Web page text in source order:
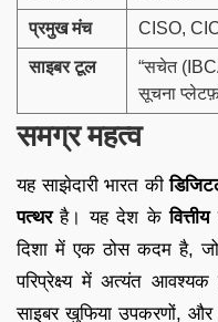
प्रमुख मंच CISO,
साइबर टूल
“सचेत
सूचना
समग्र महत्व
यह साझेदारी भारत की
पत्थरहै। यह देश के
दिशा में एक ठोस कदम है,
परिप्रेक्ष्य में अत्यंत
साइबर खुफिया उपकरणों,